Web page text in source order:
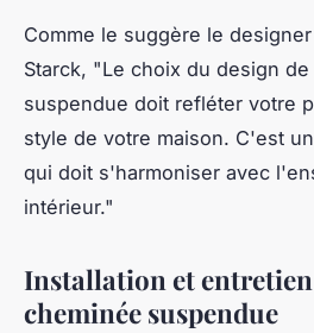
Comme le suggère le
Starck, "Le choix du design
suspendue doit refléter votre
style de votre maison. C'est
qui doit s'harmoniser avec
intérieur."
Installation et
cheminée suspendue